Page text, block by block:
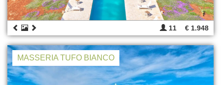
11 € 1.948
MASSERIA TUFO BIANCO